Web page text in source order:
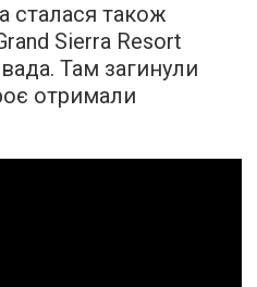
сталася також
Sierra Resort
Там загинули
отримали